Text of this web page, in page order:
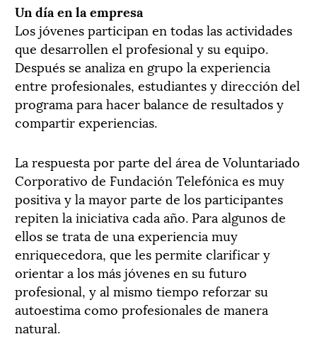
Un día en la empresa
Los jóvenes participan en todas las actividades
que desarrollen el profesional y su equipo.
Después se analiza en grupo la experiencia
entre profesionales, estudiantes y dirección del
programa para hacer balance de resultados y
compartir experiencias.
La respuesta por parte del área de Voluntariado
Corporativo de Fundación Telefónica es muy
positiva y la mayor parte de los participantes
repiten la iniciativa cada año. Para algunos de
ellos se trata de una experiencia muy
enriquecedora, que les permite clarificar y
orientar a los más jóvenes en su futuro
profesional, y al mismo tiempo reforzar su
autoestima como profesionales de manera
natural.